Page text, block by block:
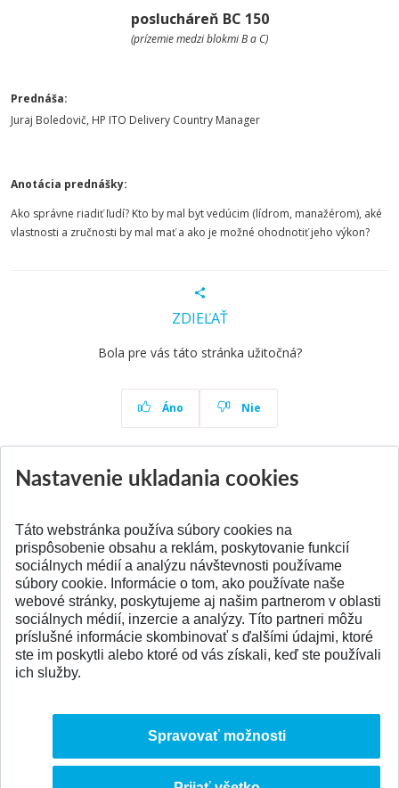
poslucháreň BC 150
(prízemie medzi blokmi B a C)
Prednáša:
Juraj Boledovič, HP ITO Delivery Country Manager
Anotácia prednášky:
Ako správne riadiť ľudí? Kto by mal byt vedúcim (lídrom, manažérom), aké
vlastnosti a zručnosti by mal mať a ako je možné ohodnotiť jeho výkon?
ZDIEĽAŤ
Bola pre vás táto stránka užitočná?
Áno Nie
SPÄŤ NA VRCH
Nastavenie ukladania cookies
Táto webstránka používa súbory cookies na
prispôsobenie obsahu a reklám, poskytovanie funkcií
sociálnych médií a analýzu návštevnosti používame
súbory cookie. Informácie o tom, ako používate naše
webové stránky, poskytujeme aj našim partnerom v oblasti
sociálnych médií, inzercie a analýzy. Títo partneri môžu
príslušné informácie skombinovať s ďalšími údajmi, ktoré
ste im poskytli alebo ktoré od vás získali, keď ste používali
ich služby.
Spravovať možnosti